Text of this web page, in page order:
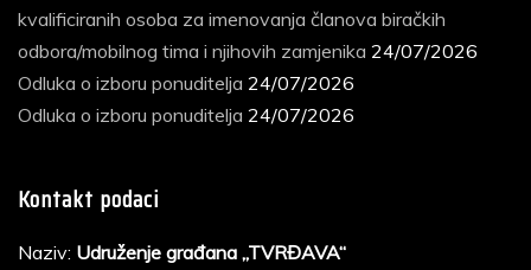
kvalificiranih osoba za imenovanja članova biračkih
odbora/mobilnog tima i njihovih zamjenika 24/07/2026
Odluka o izboru ponuditelja 24/07/2026
Odluka o izboru ponuditelja 24/07/2026
Kontakt podaci
Naziv: Udruženje građana „TVRĐAVA“